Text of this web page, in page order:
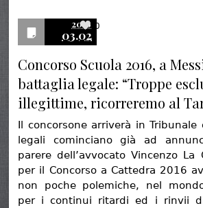
2016
03.02
0
Concorso Scuola 2016, a
battaglia legale: “Troppe
illegittime, ricorreremo al
Il concorsone arriverà in Tribunale
legali cominciano già ad
parere dell’avvocato Vincenzo La
per il Concorso a Cattedra 2016
non poche polemiche, nel
per i continui ritardi ed i rinvii